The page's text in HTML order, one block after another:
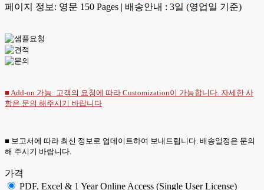
페이지 정보: 영문 150 Pages | 배송안내 : 3일 (영업일 기준)
■ Add-on 가능: 고객의 요청에 따라 Customization이 가능합니다. 자세한 사
항은 문의 해주시기 바랍니다
■ 보고서에 따라 최신 정보로 업데이트하여 보내드립니다. 배송일정은 문의
해 주시기 바랍니다.
가격
PDF, Excel & 1 Year Online Access (Single User License)